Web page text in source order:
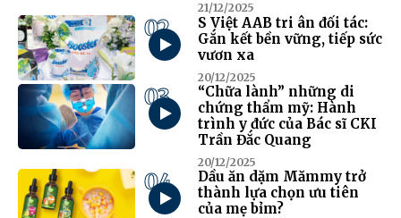
21/12/2025
02
S Việt AAB tri ân đối tác:
Gắn kết bền vững, tiếp sức
vươn xa
20/12/2025
03
“Chữa lành” những di
chứng thẩm mỹ: Hành
trình y đức của Bác sĩ CKI
Trần Đắc Quang
20/12/2025
04
Dầu ăn dặm Mămmy trở
thành lựa chọn ưu tiên
của mẹ bỉm?